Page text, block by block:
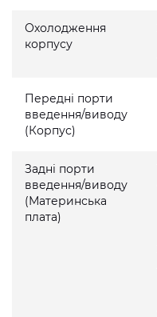
Охолодження
корпусу
Передні порти
введення/виводу
(Корпус)
Задні порти
введення/виводу
(Материнська
плата)